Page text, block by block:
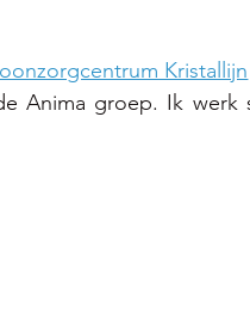
Kristallijn
Anima groep. Ik werk